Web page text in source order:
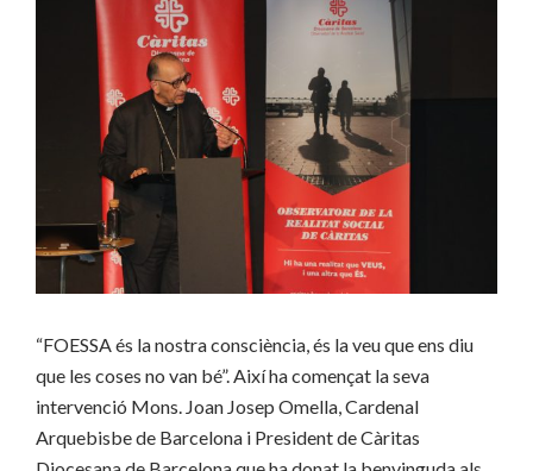
“FOESSA és la nostra consciència, és la veu que ens diu
que les coses no van bé”. Així ha començat la seva
intervenció Mons. Joan Josep Omella, Cardenal
Arquebisbe de Barcelona i President de Càritas